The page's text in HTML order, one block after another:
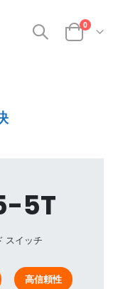
カート
0商品
5T
スイッチ
高信頼性